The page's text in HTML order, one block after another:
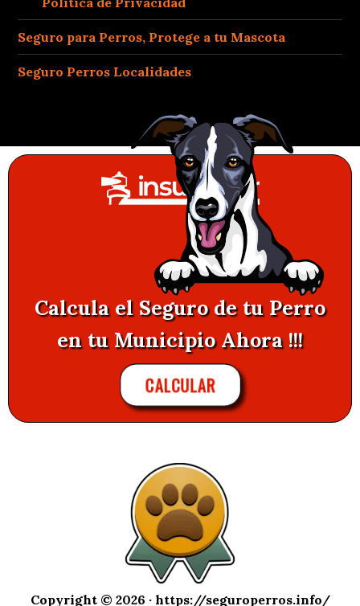
Seguro para Perros, Protege a tu Mascota
Seguro Perros Localidades
Calcula el Seguro de tu Perro
en tu Municipio Ahora !!!
CALCULAR
Copyright © 2026 · https://seguroperros.info/